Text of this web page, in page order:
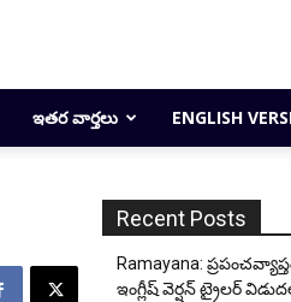
ఇతర వార్తలు ENGLISH
Recent Posts
Ramayana:
ఇంగ్లీష్ వెర్షన్ ట్రైలర్